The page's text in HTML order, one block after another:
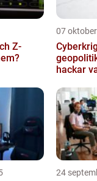
Z-
07
hackar
24